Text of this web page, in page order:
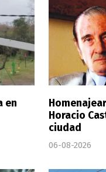
en
Horacio
ciudad
06-08-2026